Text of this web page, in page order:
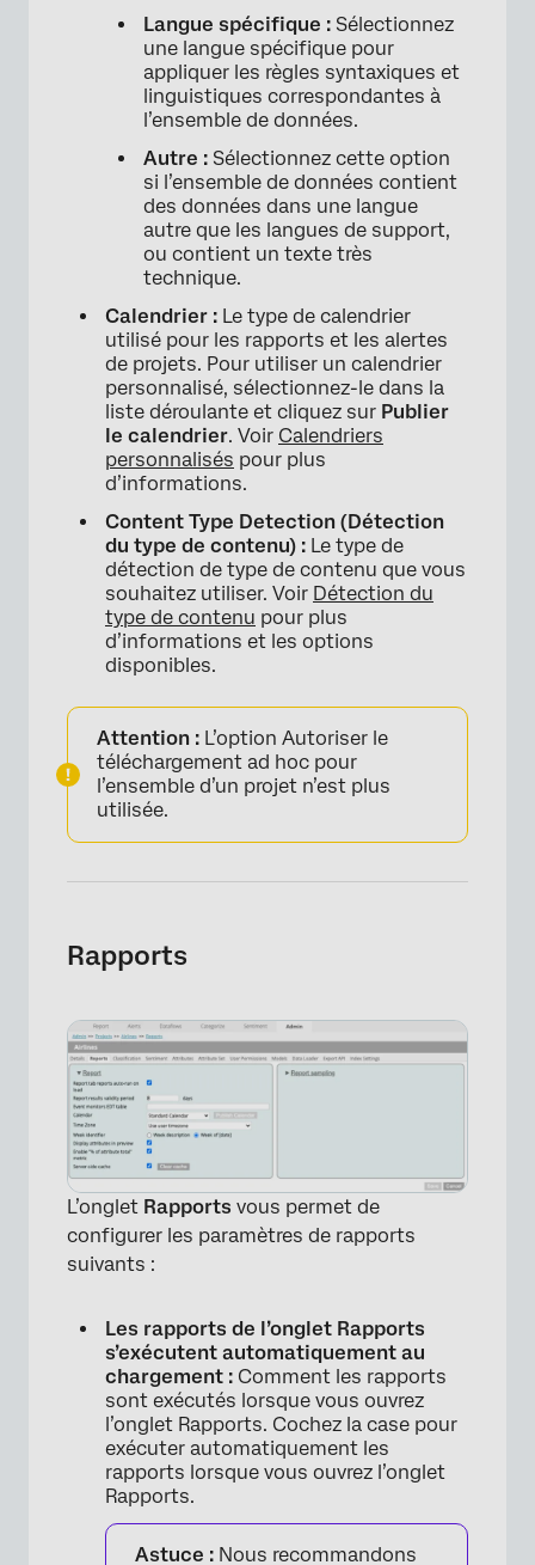
×
Langue spécifique : Sélectionnez
une langue spécifique pour
appliquer les règles syntaxiques et
linguistiques correspondantes à
l’ensemble de données.
Autre : Sélectionnez cette option
si l’ensemble de données contient
des données dans une langue
autre que les langues de support,
ou contient un texte très
technique.
Calendrier : Le type de calendrier
utilisé pour les rapports et les alertes
de projets. Pour utiliser un calendrier
personnalisé, sélectionnez-le dans la
liste déroulante et cliquez sur Publier
le calendrier. Voir Calendriers
personnalisés pour plus
d’informations.
Content Type Detection (Détection
du type de contenu) : Le type de
détection de type de contenu que vous
souhaitez utiliser. Voir Détection du
type de contenu pour plus
d’informations et les options
disponibles.
Attention : L’option Autoriser le
téléchargement ad hoc pour
l’ensemble d’un projet n’est plus
utilisée.
Rapports
L’onglet Rapports vous permet de
configurer les paramètres de rapports
suivants :
Les rapports de l’onglet Rapports
s’exécutent automatiquement au
chargement : Comment les rapports
sont exécutés lorsque vous ouvrez
l’onglet Rapports. Cochez la case pour
exécuter automatiquement les
rapports lorsque vous ouvrez l’onglet
Rapports.
Astuce : Nous recommandons